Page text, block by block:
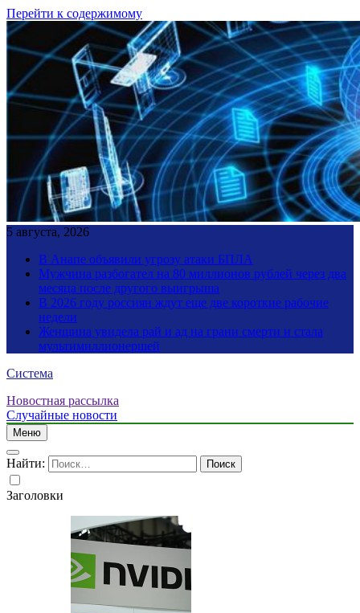
Перейти к содержимому
5 августа, 2026
В Анапе объявили угрозу атаки БПЛА
Мужчина разбогател на 80 миллионов рублей через два
месяца после другого выигрыша
В 2026 году россиян ждут еще две короткие рабочие
недели
Женщина увидела рай и ад на грани смерти и стала
мультимиллионершей
Система
Новостная рассылка
Случайные новости
Меню
Найти:
Заголовки